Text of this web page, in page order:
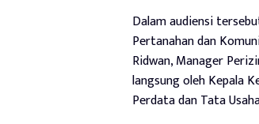
Dalam audiensi
Pertanahan dan
Ridwan, Manager
langsung oleh Kepala
Perdata dan Tata